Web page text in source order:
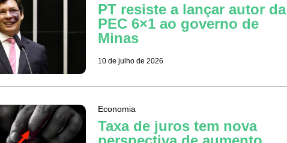
PT resiste a lançar autor da
PEC 6×1 ao governo de
Minas
10 de julho de 2026
Economia
Taxa de juros tem nova